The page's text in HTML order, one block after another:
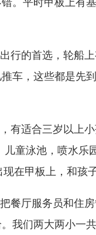
。平时甲板上有
行的首选，轮船
车，这些都是先
有适合三岁以上
童泳池，喷水乐
在甲板上，和孩
餐厅服务员和住
我们两大两小一